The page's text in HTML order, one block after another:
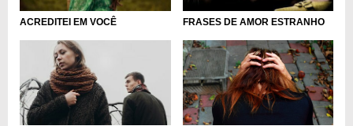
ACREDITEI EM VOCÊ FRASES DE AMOR ESTRANHO